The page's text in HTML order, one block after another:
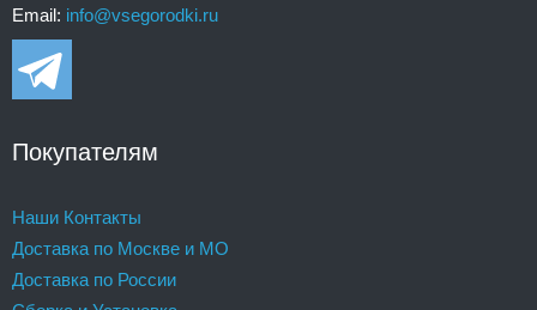
Email: info@vsegorodki.ru
Покупателям
Наши Контакты
Доставка по Москве и МО
Доставка по России